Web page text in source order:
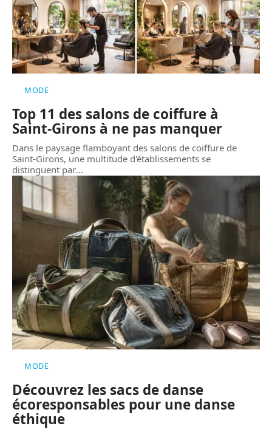
MODE
Top 11 des salons de coiffure à
Saint-Girons à ne pas manquer
Dans le paysage flamboyant des salons de coiffure de
Saint-Girons, une multitude d'établissements se
distinguent par…
MODE
Découvrez les sacs de danse
écoresponsables pour une danse
éthique